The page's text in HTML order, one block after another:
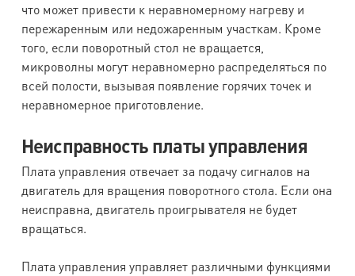
что может привести к неравномерному нагреву и
пережаренным или недожаренным участкам. Кроме
того, если поворотный стол не вращается,
микроволны могут неравномерно распределяться по
всей полости, вызывая появление горячих точек и
неравномерное приготовление.
Неисправность платы управления
Плата управления отвечает за подачу сигналов на
двигатель для вращения поворотного стола. Если она
неисправна, двигатель проигрывателя не будет
вращаться.
Плата управления управляет различными функциями